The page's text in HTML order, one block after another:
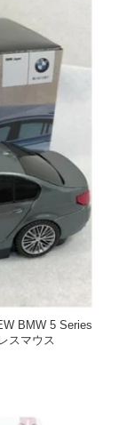
BMW 5 Series
スマウス